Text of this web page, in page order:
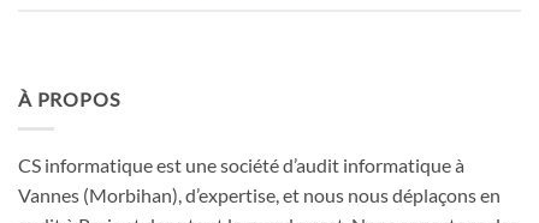
À PROPOS
CS informatique est une société d’audit informatique à
Vannes (Morbihan), d’expertise, et nous nous déplaçons en